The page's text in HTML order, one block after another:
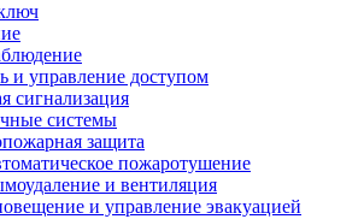
и управление доступом
сигнализация
системы
защита
пожаротушение
и вентиляция
и управление эвакуацией